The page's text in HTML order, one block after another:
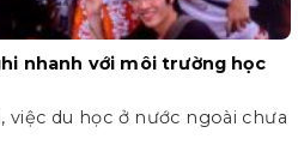
nhanh với môi trường học
việc du học ở nước ngoài chưa